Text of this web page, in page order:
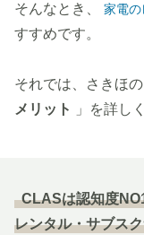
そんなとき、 家電の
すすめです。
それでは、さきほの
メリット
」を詳し
CLASは認知度
レンタル・サブス